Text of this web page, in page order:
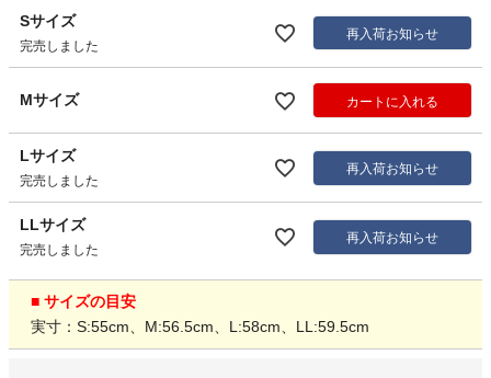
Sサイズ
完売しました
再入荷お知らせ
Mサイズ カートに入れる
Lサイズ
完売しました
再入荷お知らせ
LLサイズ
完売しました
再入荷お知らせ
■ サイズの目安
実寸：S:55cm、M:56.5cm、L:58cm、LL:59.5cm